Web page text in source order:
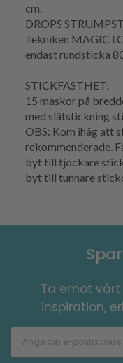
cm.
DROPS
Tekniken MAGIC
endastrundsticka
STICKFASTHET:
15 maskor på
med slätstickning
OBS: Kom ihåg att
rekommenderade.
byt till tjockare
byt till tunnare
Ta emot
inspiration,